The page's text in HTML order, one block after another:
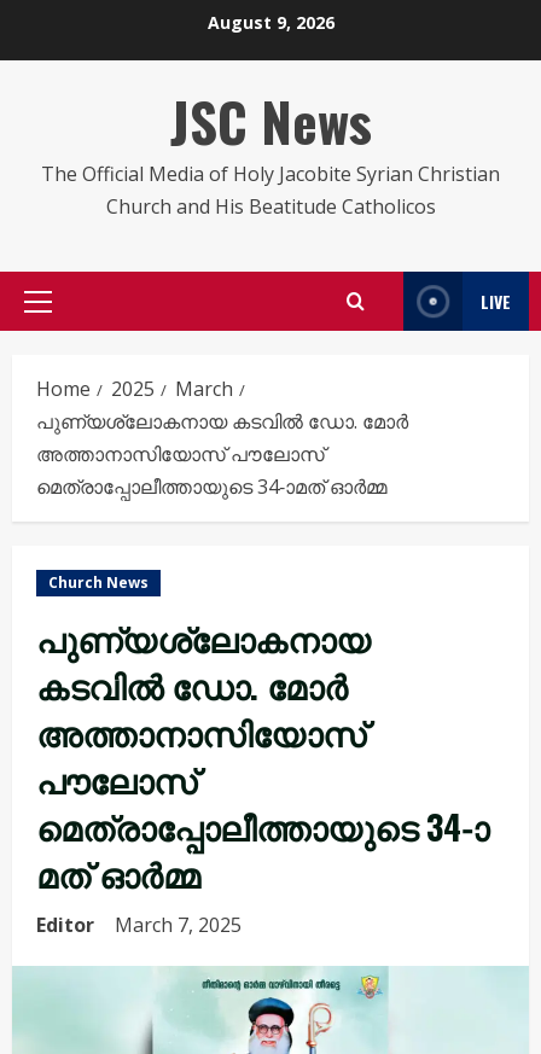
August 9, 2026
JSC News
The Official Media of Holy Jacobite Syrian Christian
Church and His Beatitude Catholicos
Primary
LIVE
Home 2025
March
പുണ്യശ്ലോകനായ കടവിൽ ഡോ. മോർ
അത്താനാസിയോസ് പൗലോസ്
മെത്രാപ്പോലീത്തായുടെ 34-ാമത് ഓർമ്മ
Church News
പുണ്യശ്ലോകനായ
കടവിൽ ഡോ. മോർ
അത്താനാസിയോസ്
പൗലോസ്
മെത്രാപ്പോലീത്തായുടെ 34-ാ
മത് ഓർമ്മ
Editor March 7, 2025